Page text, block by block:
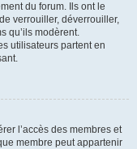
du forum. Ils ont le
verrouiller, déverrouiller,
qu’ils modèrent.
utilisateurs partent en
l’accès des membres et
membre peut appartenir